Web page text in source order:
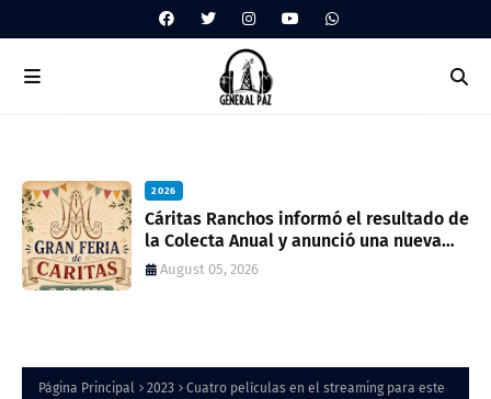
2026
Cáritas Ranchos informó el resultado de
la Colecta Anual y anunció una nueva
feria solidaria
August 05, 2026
Página Principal 2023
Cuatro películas en el streaming para este